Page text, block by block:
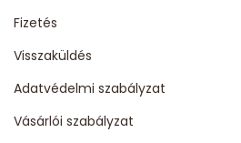
Fizetés
Visszaküldés
Adatvédelmi szabályzat
Vásárlói szabályzat